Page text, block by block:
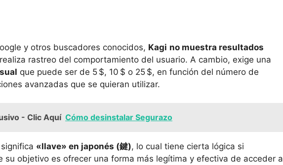
y otros buscadores conocidos, Kagi no muestra resultados
rastreo del comportamiento del usuario. A cambio, exige una
que puede ser de 5 $, 10 $ o 25 $, en función del número de
avanzadas que se quieran utilizar.
- Clic Aquí Cómo desinstalar Segurazo
«llave» en japonés (鍵), lo cual tiene cierta lógica si
su objetivo es ofrecer una forma más legítima y efectiva de acceder a